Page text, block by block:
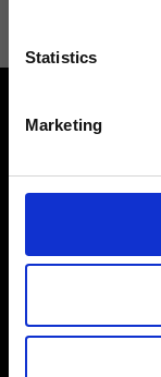
Statistics
Marketing